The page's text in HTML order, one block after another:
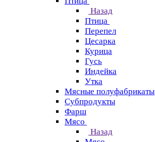
Назад
Птица
Перепел
Цесарка
Курица
Гусь
Индейка
Утка
Мясные полуфабрикаты
Субпродукты
Фарш
Мясо
Назад